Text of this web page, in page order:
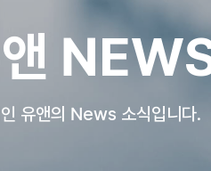
유앤의 News 소식입니다.